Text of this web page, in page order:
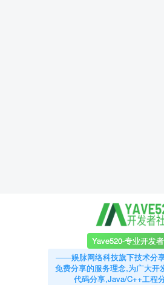
Yave520-专业开发
——娱脉网络科技旗下技术分
免费分享的服务理念,为广大开
代码分享,Java/C++工程分